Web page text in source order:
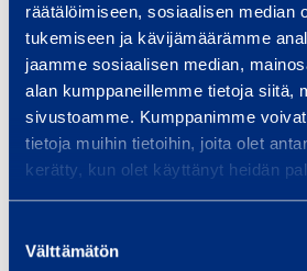
räätälöimiseen, sosiaalisen median
tukemiseen ja kävijämäärämme
jaamme sosiaalisen median,
alan kumppaneillemme tietoja siitä,
sivustoamme. Kumppanimme
tietoja muihin tietoihin, joita olet
kerätty, kun olet käyttänyt heidän
valinta
Välttämätön
Vantaa, 1.8.2013
RAMIRENT PLC
President and CEO